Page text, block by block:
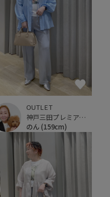
OUTLET
神戸三田プレミアム・アウトレット
のん (159cm)